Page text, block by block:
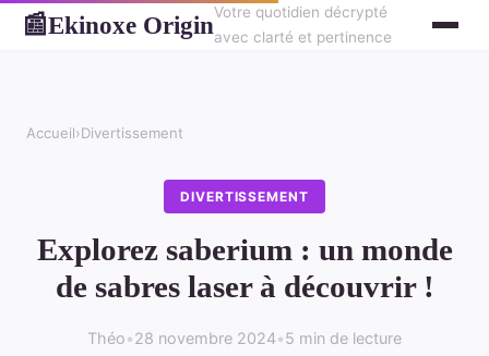
📰Ekinoxe OriginVotre quotidien décrypté
avec clarté et pertinence
Accueil›Divertissement
DIVERTISSEMENT
Explorez saberium : un monde
de sabres laser à découvrir !
Théo•28 novembre 2024•5 min de lecture